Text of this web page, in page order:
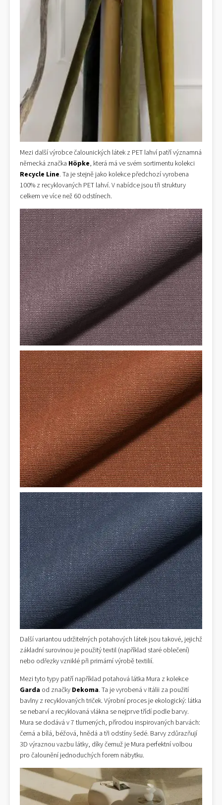
Mezi další výrobce čalounických látek z PET lahví patří významná
německá značka Höpke, která má ve svém sortimentu kolekci
Recycle Line. Ta je stejně jako kolekce předchozí vyrobena
100% z recyklovaných PET lahví. V nabídce jsou tři struktury
celkem ve více než 60 odstínech.
Další variantou udržitelných potahových látek jsou takové, jejichž
základní surovinou je použitý textil (například staré oblečení)
nebo odřezky vzniklé při primární výrobě textilií.
Mezi tyto typy patří například potahová látka Mura z kolekce
Garda od značky Dekoma. Ta je vyrobená v Itálii za použití
bavlny z recyklovaných triček. Výrobní proces je ekologický: látka
se nebarví a recyklovaná vlákna se nejprve třídí podle barvy.
Mura se dodává v 7 tlumených, přírodou inspirovaných barvách:
černá a bílá, béžová, hnědá a tři odstíny šedé. Barvy zdůrazňují
3D výraznou vazbu látky, díky čemuž je Mura perfektní volbou
pro čalounění jednoduchých forem nábytku.